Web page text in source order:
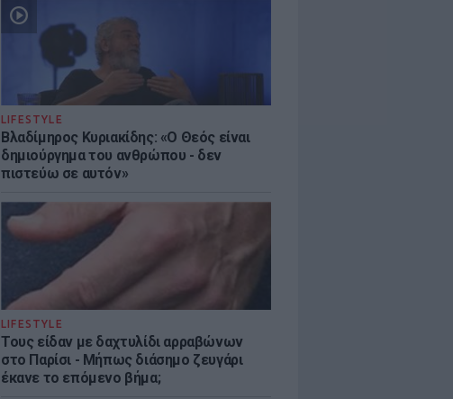
LIFESTYLE
Βλαδίμηρος Κυριακίδης: «Ο Θεός είναι
δημιούργημα του ανθρώπου - δεν
πιστεύω σε αυτόν»
LIFESTYLE
Τους είδαν με δαχτυλίδι αρραβώνων
στο Παρίσι - Μήπως διάσημο ζευγάρι
έκανε το επόμενο βήμα;